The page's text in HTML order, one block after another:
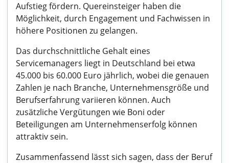
Aufstieg fördern. Quereinsteiger haben die
Möglichkeit, durch Engagement und Fachwissen in
höhere Positionen zu gelangen.
Das durchschnittliche Gehalt eines
Servicemanagers liegt in Deutschland bei etwa
45.000 bis 60.000 Euro jährlich, wobei die genauen
Zahlen je nach Branche, Unternehmensgröße und
Berufserfahrung variieren können. Auch
zusätzliche Vergütungen wie Boni oder
Beteiligungen am Unternehmenserfolg können
attraktiv sein.
Zusammenfassend lässt sich sagen, dass der Beruf